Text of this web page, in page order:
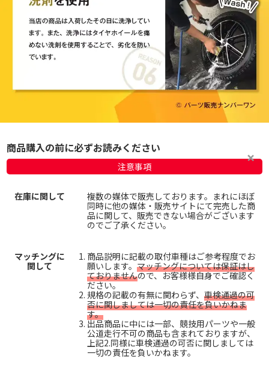
商品購入の前に必ずお読みください
注意事項
在庫に関して
複数の媒体で販売しております。まれにほぼ
同時に他の媒体・販売サイトにて完売した商
品に関して、販売できない場合がございます
のでご了承ください。
マッチングに
関して
商品説明に記載の取付車種はご参考程度でお
願いします。 マッチングについては保証はし
ておりませんので、お客様様自身でご確認く
ださい。
規格の記載の有無に関わらず、 車検通過の可
否に関しましては一切の責任を負いかねま
す。
出品商品に中には一部、競技用パーツや一般
公道走行不可の商品も含まれておりますが、
上記2.同様に車検通過の可否に関しましては
一切の責任を負いかねます。